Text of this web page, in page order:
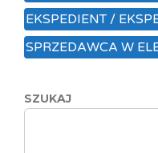
EKSPEDIENT /
SPRZEDAWCA W
SZUKAJ